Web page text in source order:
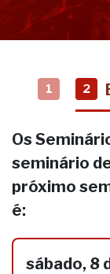
1 2
Os
seminário
próximo
é:
sábado, 8